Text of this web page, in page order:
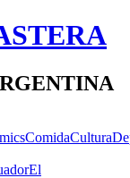
ComidaCultura
El